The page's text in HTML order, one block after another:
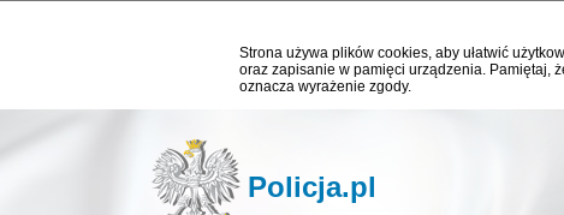
Strona używa plików cookies, aby ułatwić
oraz zapisanie w pamięci urządzenia. Pamiętaj,
oznacza wyrażenie zgody.
Policja.pl